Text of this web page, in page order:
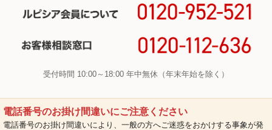
受付時間 10:00～18:00 年中無休（年末年始を除く）
電話番号のお掛け間違いにご注意ください
電話番号のお掛け間違いにより、一般の方へご迷惑をおかけする事象が発